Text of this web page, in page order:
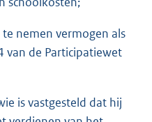
nemen vermogen als
van de Participatiewet
is vastgesteld dat hij